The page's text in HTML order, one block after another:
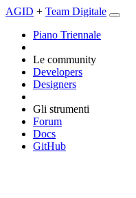
AGID + Team Digitale
Piano Triennale
Le community
Developers
Designers
Gli strumenti
Forum
Docs
GitHub